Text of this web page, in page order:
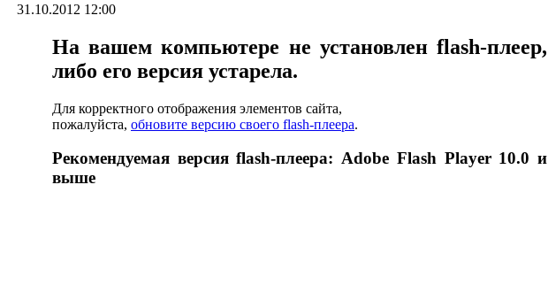
31.10.2012 12:00
На вашем компьютере не установлен flash-плеер,
либо его версия устарела.
Для корректного отображения элементов сайта,
пожалуйста, обновите версию своего flash-плеера.
Рекомендуемая версия flash-плеера: Adobe Flash Player 10.0 и
выше